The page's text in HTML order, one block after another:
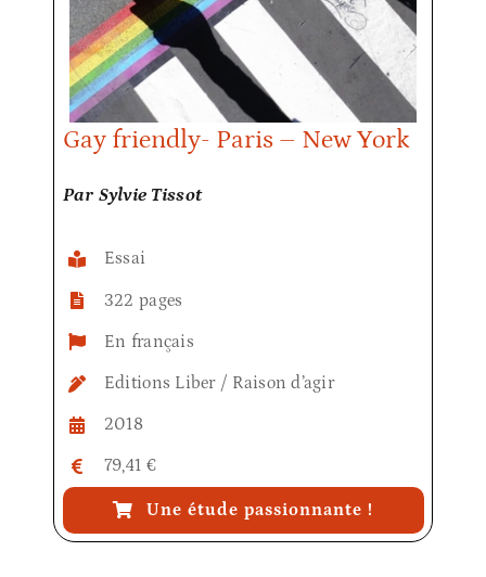
Gay friendly- Paris – New York
Par Sylvie Tissot
Essai
322 pages
En français
Editions Liber / Raison d’agir
2018
79,41 €
Une étude passionnante !